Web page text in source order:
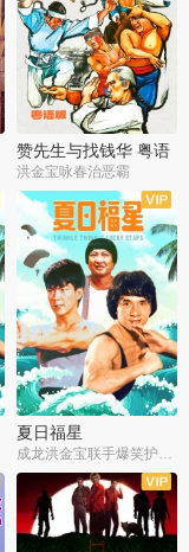
赞先生与找钱华 粤语
版
洪金宝咏春治恶霸
夏日福星
成龙洪金宝联手爆笑护美女